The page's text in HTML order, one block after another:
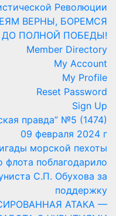
Революции
ВЕРНЫ, БОРЕМСЯ
ДО ПОЛНОЙ ПОБЕДЫ!
Member Directory
My Account
My Profile
Reset Password
Sign Up
правда” №5 (1474)
09 февраля 2024 г
морской пехоты
флота поблагодарило
С.П. Обухова за
поддержку
АТАКА —